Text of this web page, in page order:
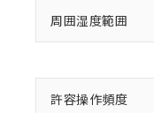
周囲湿度範囲
許容操作頻度